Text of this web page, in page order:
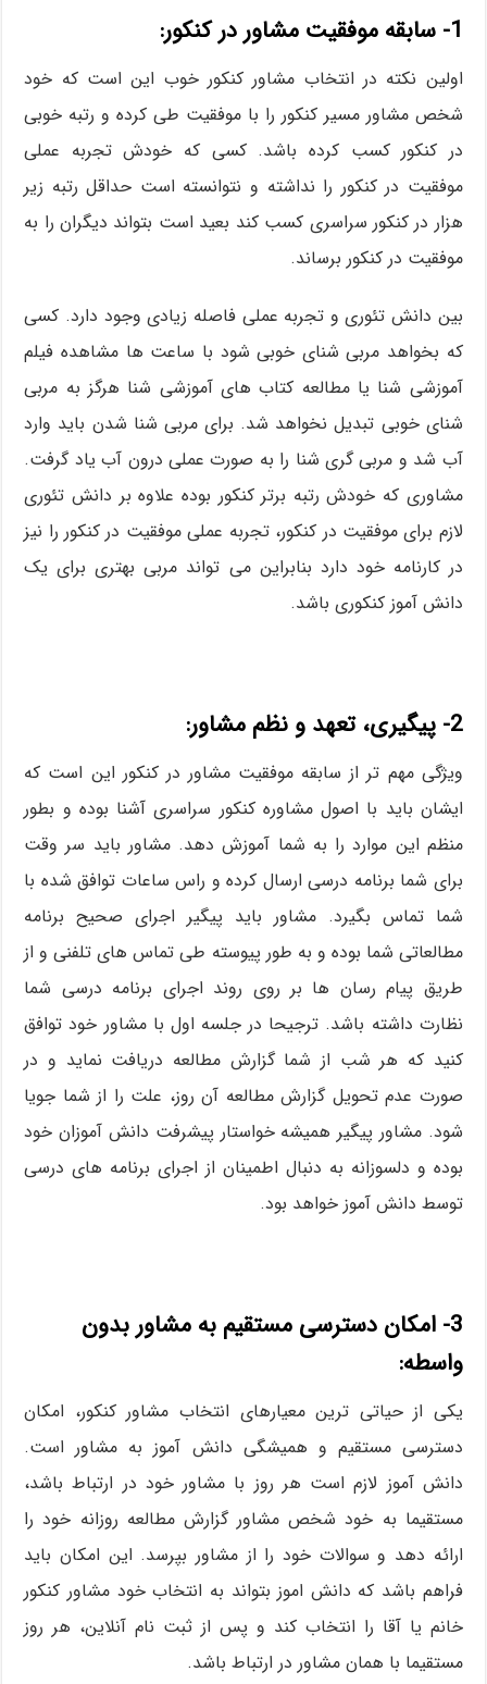
1- سابقه موفقیت مشاور در کنکور:
اولین نکته در انتخاب مشاور کنکور خوب این است که خود
شخص مشاور مسیر کنکور را با موفقیت طی کرده و رتبه خوبی
در کنکور کسب کرده باشد. کسی که خودش تجربه عملی
موفقیت در کنکور را نداشته و نتوانسته است حداقل رتبه زیر
هزار در کنکور سراسری کسب کند بعید است بتواند دیگران را به
موفقیت در کنکور برساند.
بین دانش تئوری و تجربه عملی فاصله زیادی وجود دارد. کسی
که بخواهد مربی شنای خوبی شود با ساعت ها مشاهده فیلم
آموزشی شنا یا مطالعه کتاب های آموزشی شنا هرگز به مربی
شنای خوبی تبدیل نخواهد شد. برای مربی شنا شدن باید وارد
آب شد و مربی گری شنا را به صورت عملی درون آب یاد گرفت.
مشاوری که خودش رتبه برتر کنکور بوده علاوه بر دانش تئوری
لازم برای موفقیت در کنکور، تجربه عملی موفقیت در کنکور را نیز
در کارنامه خود دارد بنابراین می تواند مربی بهتری برای یک
دانش آموز کنکوری باشد.
2- پیگیری، تعهد و نظم مشاور:
ویژگی مهم تر از سابقه موفقیت مشاور در کنکور این است که
ایشان باید با اصول مشاوره کنکور سراسری آشنا بوده و بطور
منظم این موارد را به شما آموزش دهد. مشاور باید سر وقت
برای شما برنامه درسی ارسال کرده و راس ساعات توافق شده با
شما تماس بگیرد. مشاور باید پیگیر اجرای صحیح برنامه
مطالعاتی شما بوده و به طور پیوسته طی تماس های تلفنی و از
طریق پیام رسان ها بر روی روند اجرای برنامه درسی شما
نظارت داشته باشد. ترجیحا در جلسه اول با مشاور خود توافق
کنید که هر شب از شما گزارش مطالعه دریافت نماید و در
صورت عدم تحویل گزارش مطالعه آن روز، علت را از شما جویا
شود. مشاور پیگیر همیشه خواستار پیشرفت دانش آموزان خود
بوده و دلسوزانه به دنبال اطمینان از اجرای برنامه های درسی
توسط دانش آموز خواهد بود.
3- امکان دسترسی مستقیم به مشاور بدون
واسطه:
یکی از حیاتی ترین معیارهای انتخاب مشاور کنکور، امکان
دسترسی مستقیم و همیشگی دانش آموز به مشاور است.
دانش آموز لازم است هر روز با مشاور خود در ارتباط باشد،
مستقیما به خود شخص مشاور گزارش مطالعه روزانه خود را
ارائه دهد و سوالات خود را از مشاور بپرسد. این امکان باید
فراهم باشد که دانش اموز بتواند به انتخاب خود مشاور کنکور
خانم یا آقا را انتخاب کند و پس از ثبت نام آنلاین، هر روز
مستقیما با همان مشاور در ارتباط باشد.